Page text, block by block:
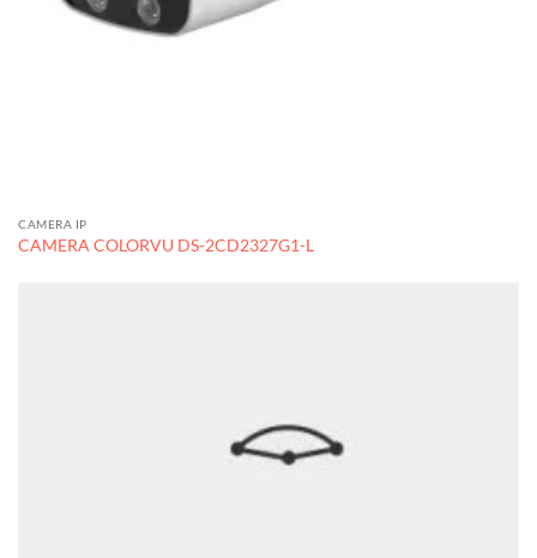
CAMERA IP
CAMERA COLORVU DS-2CD2327G1-L